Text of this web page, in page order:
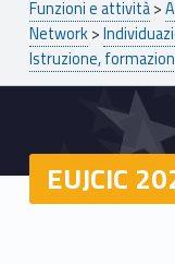
Funzioni e attività>
Network>
Istruzione,
EUJCIC